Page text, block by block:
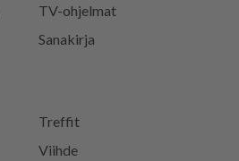
Treffit
Viihde
TV-ohjelmat
Sanakirja